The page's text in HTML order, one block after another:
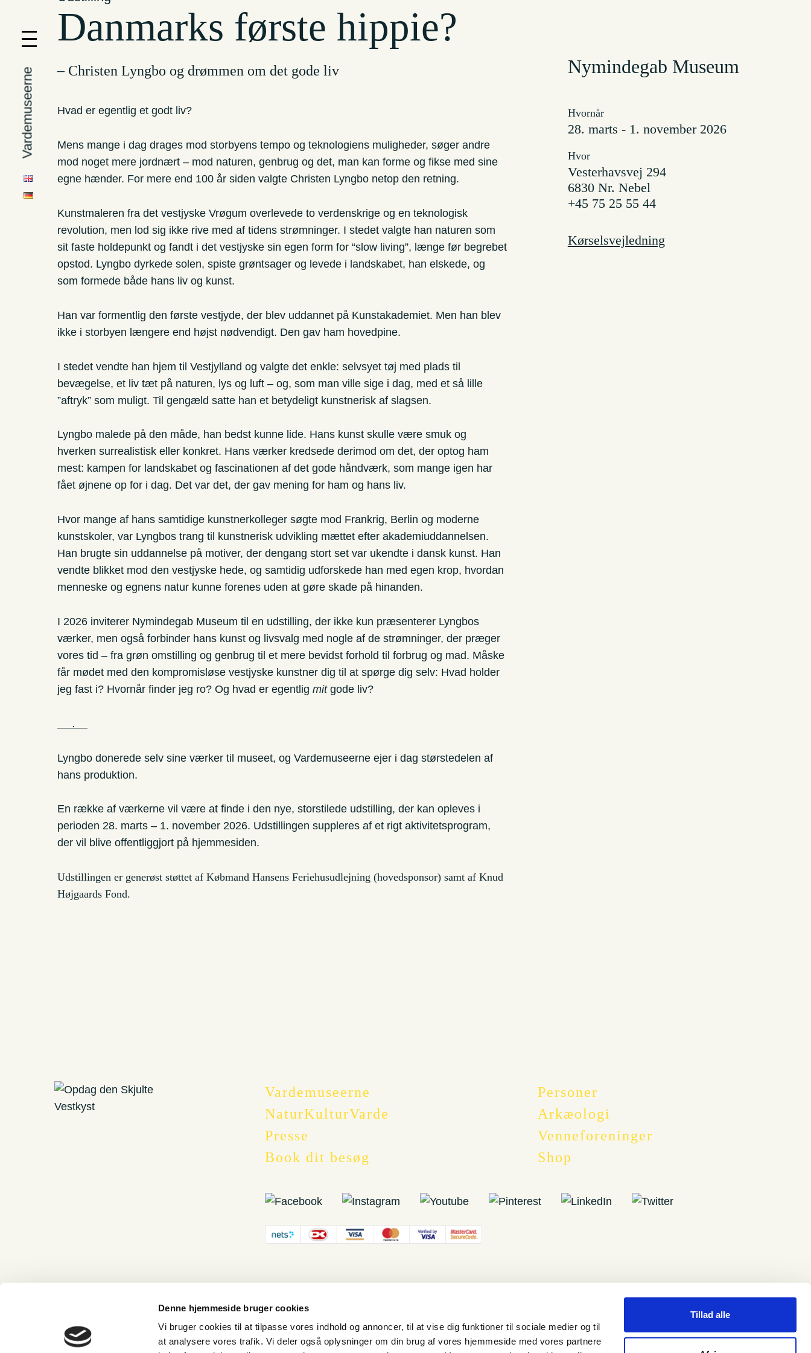
Denne hjemmeside bruger cookies
Vi bruger cookies til at tilpasse vores indhold og annoncer, til at vise dig funktioner til sociale medier og til
at analysere vores trafik. Vi deler også oplysninger om din brug af vores hjemmeside med vores partnere
Tillad alle
Vardemuseerne
Danmarks første hippie?
– Christen Lyngbo og drømmen om det gode liv
Hvad er egentlig et godt liv?
Mens mange i dag drages mod storbyens tempo og teknologiens muligheder, søger andre
mod noget mere jordnært – mod naturen, genbrug og det, man kan forme og fikse med sine
egne hænder. For mere end 100 år siden valgte Christen Lyngbo netop den retning.
Kunstmaleren fra det vestjyske Vrøgum overlevede to verdenskrige og en teknologisk
revolution, men lod sig ikke rive med af tidens strømninger. I stedet valgte han naturen som
sit faste holdepunkt og fandt i det vestjyske sin egen form for “slow living”, længe før begrebet
opstod. Lyngbo dyrkede solen, spiste grøntsager og levede i landskabet, han elskede, og
som formede både hans liv og kunst.
Han var formentlig den første vestjyde, der blev uddannet på Kunstakademiet. Men han blev
ikke i storbyen længere end højst nødvendigt. Den gav ham hovedpine.
I stedet vendte han hjem til Vestjylland og valgte det enkle: selvsyet tøj med plads til
bevægelse, et liv tæt på naturen, lys og luft – og, som man ville sige i dag, med et så lille
”aftryk” som muligt. Til gengæld satte han et betydeligt kunstnerisk af slagsen.
Lyngbo malede på den måde, han bedst kunne lide. Hans kunst skulle være smuk og
hverken surrealistisk eller konkret. Hans værker kredsede derimod om det, der optog ham
mest: kampen for landskabet og fascinationen af det gode håndværk, som mange igen har
fået øjnene op for i dag. Det var det, der gav mening for ham og hans liv.
Hvor mange af hans samtidige kunstnerkolleger søgte mod Frankrig, Berlin og moderne
kunstskoler, var Lyngbos trang til kunstnerisk udvikling mættet efter akademiuddannelsen.
Han brugte sin uddannelse på motiver, der dengang stort set var ukendte i dansk kunst. Han
vendte blikket mod den vestjyske hede, og samtidig udforskede han med egen krop, hvordan
menneske og egnens natur kunne forenes uden at gøre skade på hinanden.
I 2026 inviterer Nymindegab Museum til en udstilling, der ikke kun præsenterer Lyngbos
værker, men også forbinder hans kunst og livsvalg med nogle af de strømninger, der præger
vores tid – fra grøn omstilling og genbrug til et mere bevidst forhold til forbrug og mad. Måske
får mødet med den kompromisløse vestjyske kunstner dig til at spørge dig selv: Hvad holder
jeg fast i? Hvornår finder jeg ro? Og hvad er egentlig mit gode liv?
.
Lyngbo donerede selv sine værker til museet, og Vardemuseerne ejer i dag størstedelen af
hans produktion.
En række af værkerne vil være at finde i den nye, storstilede udstilling, der kan opleves i
perioden 28. marts – 1. november 2026. Udstillingen suppleres af et rigt aktivitetsprogram,
der vil blive offentliggjort på hjemmesiden.
Udstillingen er generøst støttet af Købmand Hansens Feriehusudlejning (hovedsponsor) samt af Knud
Højgaards Fond.
Nymindegab Museum
Hvornår
28. marts - 1. november 2026
Hvor
Vesterhavsvej 294
6830 Nr. Nebel
+45 75 25 55 44
Kørselsvejledning
Vardemuseerne
Personer
NaturKulturVarde
Arkæologi
Presse
Venneforeninger
Book dit besøg
Shop